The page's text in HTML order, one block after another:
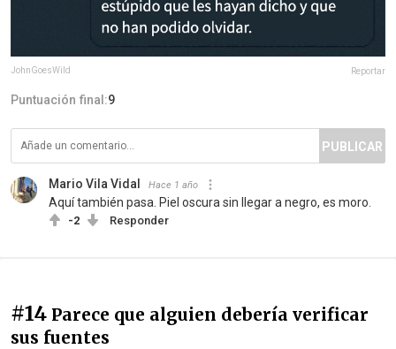
JohnGoesWild Reportar
Puntuación final:9
PUBLICAR
Mario Vila Vidal Hace 1 año
Aquí también pasa. Piel oscura sin llegar a negro, es moro.
-2 Responder
#14 Parece que alguien debería verificar
sus fuentes